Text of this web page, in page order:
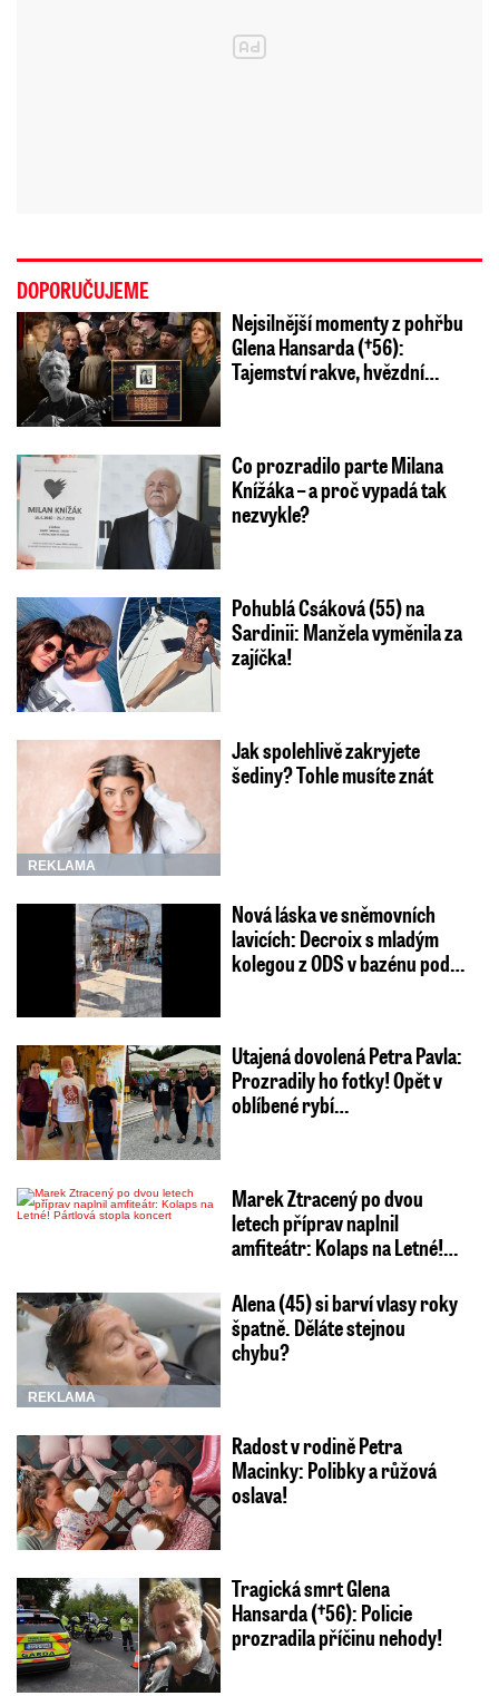
DOPORUČUJEME
Nejsilnější momenty z pohřbu
Glena Hansarda (†56):
Tajemství rakve, hvězdní…
Co prozradilo parte Milana
Knížáka – a proč vypadá tak
nezvykle?
Pohublá Csáková (55) na
Sardinii: Manžela vyměnila za
zajíčka!
REKLAMA
Jak spolehlivě zakryjete
šediny? Tohle musíte znát
Nová láska ve sněmovních
lavicích: Decroix s mladým
kolegou z ODS v bazénu pod…
Utajená dovolená Petra Pavla:
Prozradily ho fotky! Opět v
oblíbené rybí…
Marek Ztracený po dvou
letech příprav naplnil
amfiteátr: Kolaps na Letné!…
REKLAMA
Alena (45) si barví vlasy roky
špatně. Děláte stejnou
chybu?
Radost v rodině Petra
Macinky: Polibky a růžová
oslava!
Tragická smrt Glena
Hansarda (†56): Policie
prozradila příčinu nehody!